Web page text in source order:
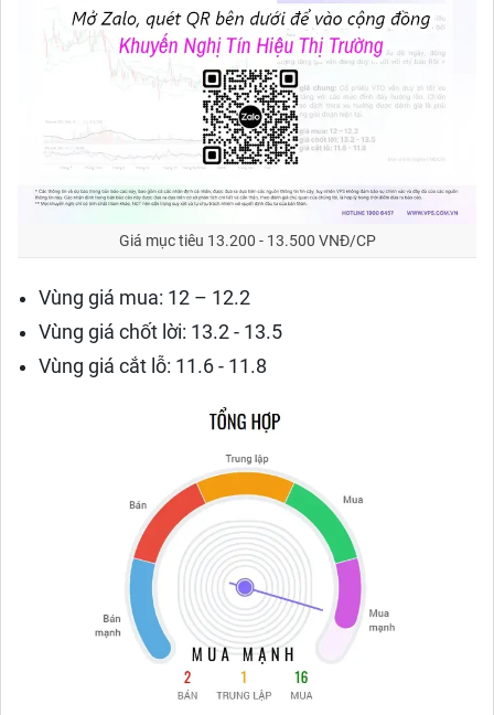
Giá mục tiêu 13.200 - 13.500 VNĐ/CP
Vùng giá mua: 12 – 12.2
Vùng giá chốt lời: 13.2 - 13.5
Vùng giá cắt lỗ: 11.6 - 11.8